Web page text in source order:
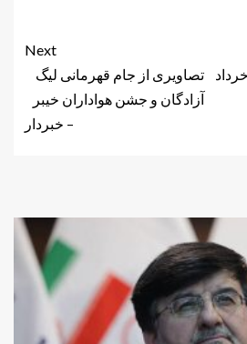
قیمت افغانی امروز 21 خرداد
Next
تصاویری از جام قهرمانی لیگ
آزادگان و جشن هواداران خیبر
– خبردار